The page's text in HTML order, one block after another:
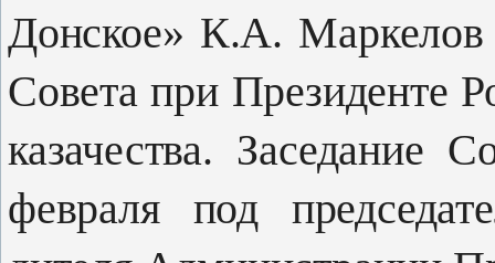
Донское» К.А.
Совета при Президенте
казачества. Заседание
февраля под